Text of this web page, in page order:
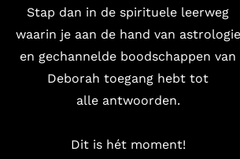
Stap dan in de spirituele leerweg
waarin je aan de hand van astrologie
en gechannelde boodschappen van
Deborah toegang hebt tot
alle antwoorden.
Dit is hét moment!